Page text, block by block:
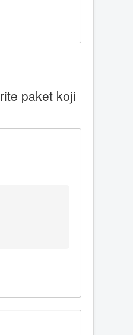
paket koji